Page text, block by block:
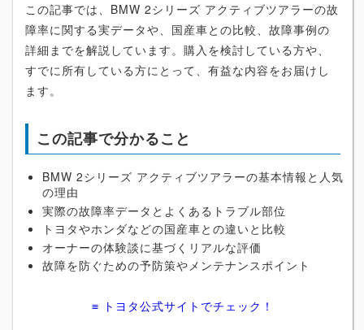
この記事では、BMW 2シリーズ アクティブツアラーの故
障率に関する実データや、国産車との比較、故障事例の
詳細までを解説しています。購入を検討している方や、
すでに所有している方にとって、有益な内容をお届けし
ます。
この記事で分かること
BMW 2シリーズ アクティブツアラーの基本情報と人気
の理由
実際の故障率データとよくあるトラブル部位
トヨタやホンダなどの国産車との違いと比較
オーナーの体験談に基づくリアルな評価
故障を防ぐための予防策やメンテナンスポイント
≡ トヨタ公式サイトでチェック！